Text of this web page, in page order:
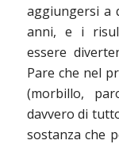
aggiungersi a
anni, e i
essere
Pare che nel
(morbillo,
davvero di
sostanza che